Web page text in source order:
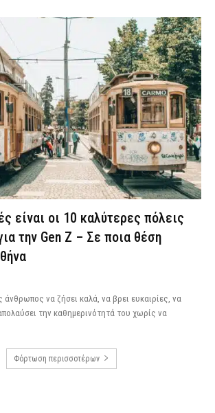
είναι οι 10 καλύτερες πόλεις
την Gen Z – Σε ποια θέση
άνθρωπος να ζήσει καλά, να βρει ευκαιρίες, να
την καθημερινότητά του χωρίς να
Φόρτωση περισσοτέρων